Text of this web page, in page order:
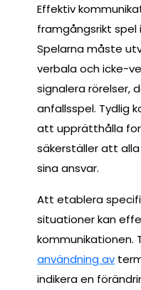
Effektiv
framgångsrikt
Spelarna måste
verbala och icke-
signalera rörelser,
anfallsspel. Tydlig
att upprätthålla
säkerställer att
sina ansvar.
Att etablera
situationer kan
kommunikationen.
användning av
indikera en